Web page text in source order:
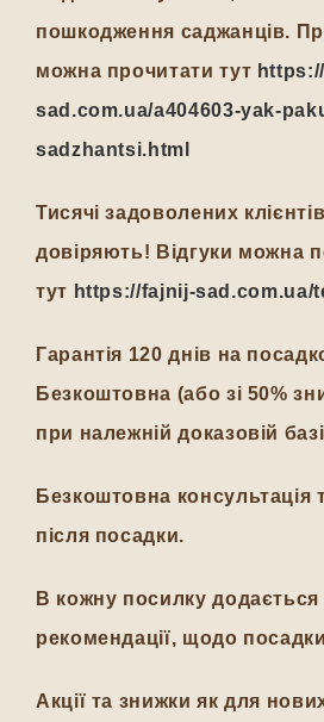
пошкодження саджанців.
можна прочитати тут
sad.com.ua/a404603-yak-
sadzhantsi.html
Тисячі задоволених
довіряють! Відгуки можна
тут https://fajnij-sad.com.ua/
Гарантія 120 днів на
Безкоштовна (або зі 50%
при належній доказовій
Безкоштовна консультація
після посадки.
В кожну посилку додається
рекомендації, щодо
Акції та знижки як для